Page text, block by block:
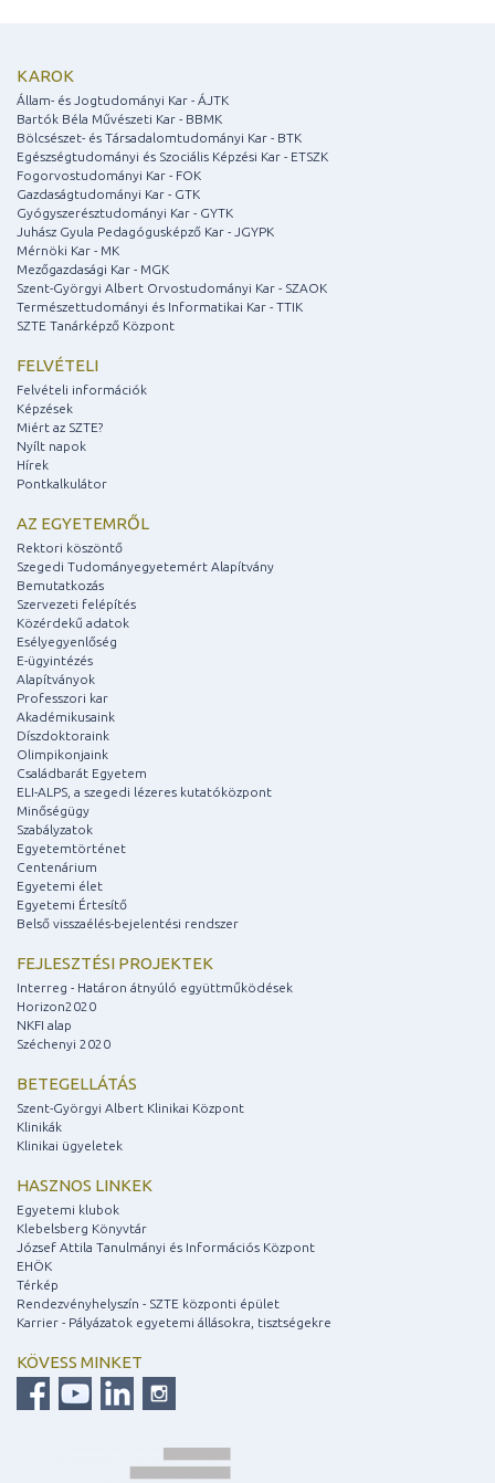
KAROK
Állam- és Jogtudományi Kar - ÁJTK
Bartók Béla Művészeti Kar - BBMK
Bölcsészet- és Társadalomtudományi Kar - BTK
Egészségtudományi és Szociális Képzési Kar - ETSZK
Fogorvostudományi Kar - FOK
Gazdaságtudományi Kar - GTK
Gyógyszerésztudományi Kar - GYTK
Juhász Gyula Pedagógusképző Kar - JGYPK
Mérnöki Kar - MK
Mezőgazdasági Kar - MGK
Szent-Györgyi Albert Orvostudományi Kar - SZAOK
Természettudományi és Informatikai Kar - TTIK
SZTE Tanárképző Központ
FELVÉTELI
Felvételi információk
Képzések
Miért az SZTE?
Nyílt napok
Hírek
Pontkalkulátor
AZ EGYETEMRŐL
Rektori köszöntő
Szegedi Tudományegyetemért Alapítvány
Bemutatkozás
Szervezeti felépítés
Közérdekű adatok
Esélyegyenlőség
E-ügyintézés
Alapítványok
Professzori kar
Akadémikusaink
Díszdoktoraink
Olimpikonjaink
Családbarát Egyetem
ELI-ALPS, a szegedi lézeres kutatóközpont
Minőségügy
Szabályzatok
Egyetemtörténet
Centenárium
Egyetemi élet
Egyetemi Értesítő
Belső visszaélés-bejelentési rendszer
FEJLESZTÉSI PROJEKTEK
Interreg - Határon átnyúló együttműködések
Horizon2020
NKFI alap
Széchenyi 2020
BETEGELLÁTÁS
Szent-Györgyi Albert Klinikai Központ
Klinikák
Klinikai ügyeletek
HASZNOS LINKEK
Egyetemi klubok
Klebelsberg Könyvtár
József Attila Tanulmányi és Információs Központ
EHÖK
Térkép
Rendezvényhelyszín - SZTE központi épület
Karrier - Pályázatok egyetemi állásokra, tisztségekre
KÖVESS MINKET